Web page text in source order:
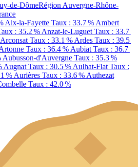
de-DômeRégion Auvergne-Rhône-
Aix-la-Fayette Taux : 33.7 % Ambert
: 35.2 % Anzat-le-Luguet Taux : 33.7
Arconsat Taux : 33.1 % Ardes Taux : 39.5
Taux : 36.4 % Aubiat Taux : 36.7
Aubusson-d'Auvergne Taux : 35.3 %
Augnat Taux : 30.5 % Aulhat-Flat Taux :
% Aurières Taux : 33.6 % Authezat
Taux : 42.0 %